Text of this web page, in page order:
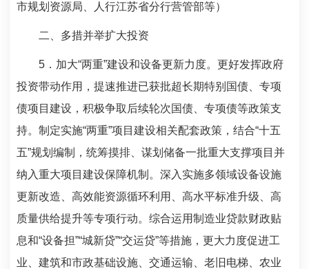
市规划资源局、人行江苏省分行营管部等）
二、多措并举扩大投资
5 ．加大“两重”建设和设备更新力度。更好发挥政府
投资带动作用，提速推进已获批超长期特别国债、专项
债项目建设，积极争取后续轮次国债、专项债等政策支
持。制定实施“两重”项目建设相关配套政策，结合“十五
五”规划编制，统筹摸排、谋划储备一批重大支撑项目并
纳入重大项目建设保障机制。深入实施多领域设备设施
更新改造、高效能资源循环利用、高水平标准升级、高
质量供给提升等专项行动。综合运用制造业贷款财政贴
息和“设备担”“城新贷”“交运贷”等措施，更大力度促进工
业、建筑和市政基础设施、交通运输、老旧电梯、农业